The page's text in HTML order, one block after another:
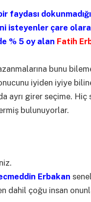
faydası
isteyenler çare
% 5 oy alan Fatih
bunu
iyiden iyiye
da ayrı girer seçime.
bulunuyorlar.
Erbakan
dahil çoğu insan